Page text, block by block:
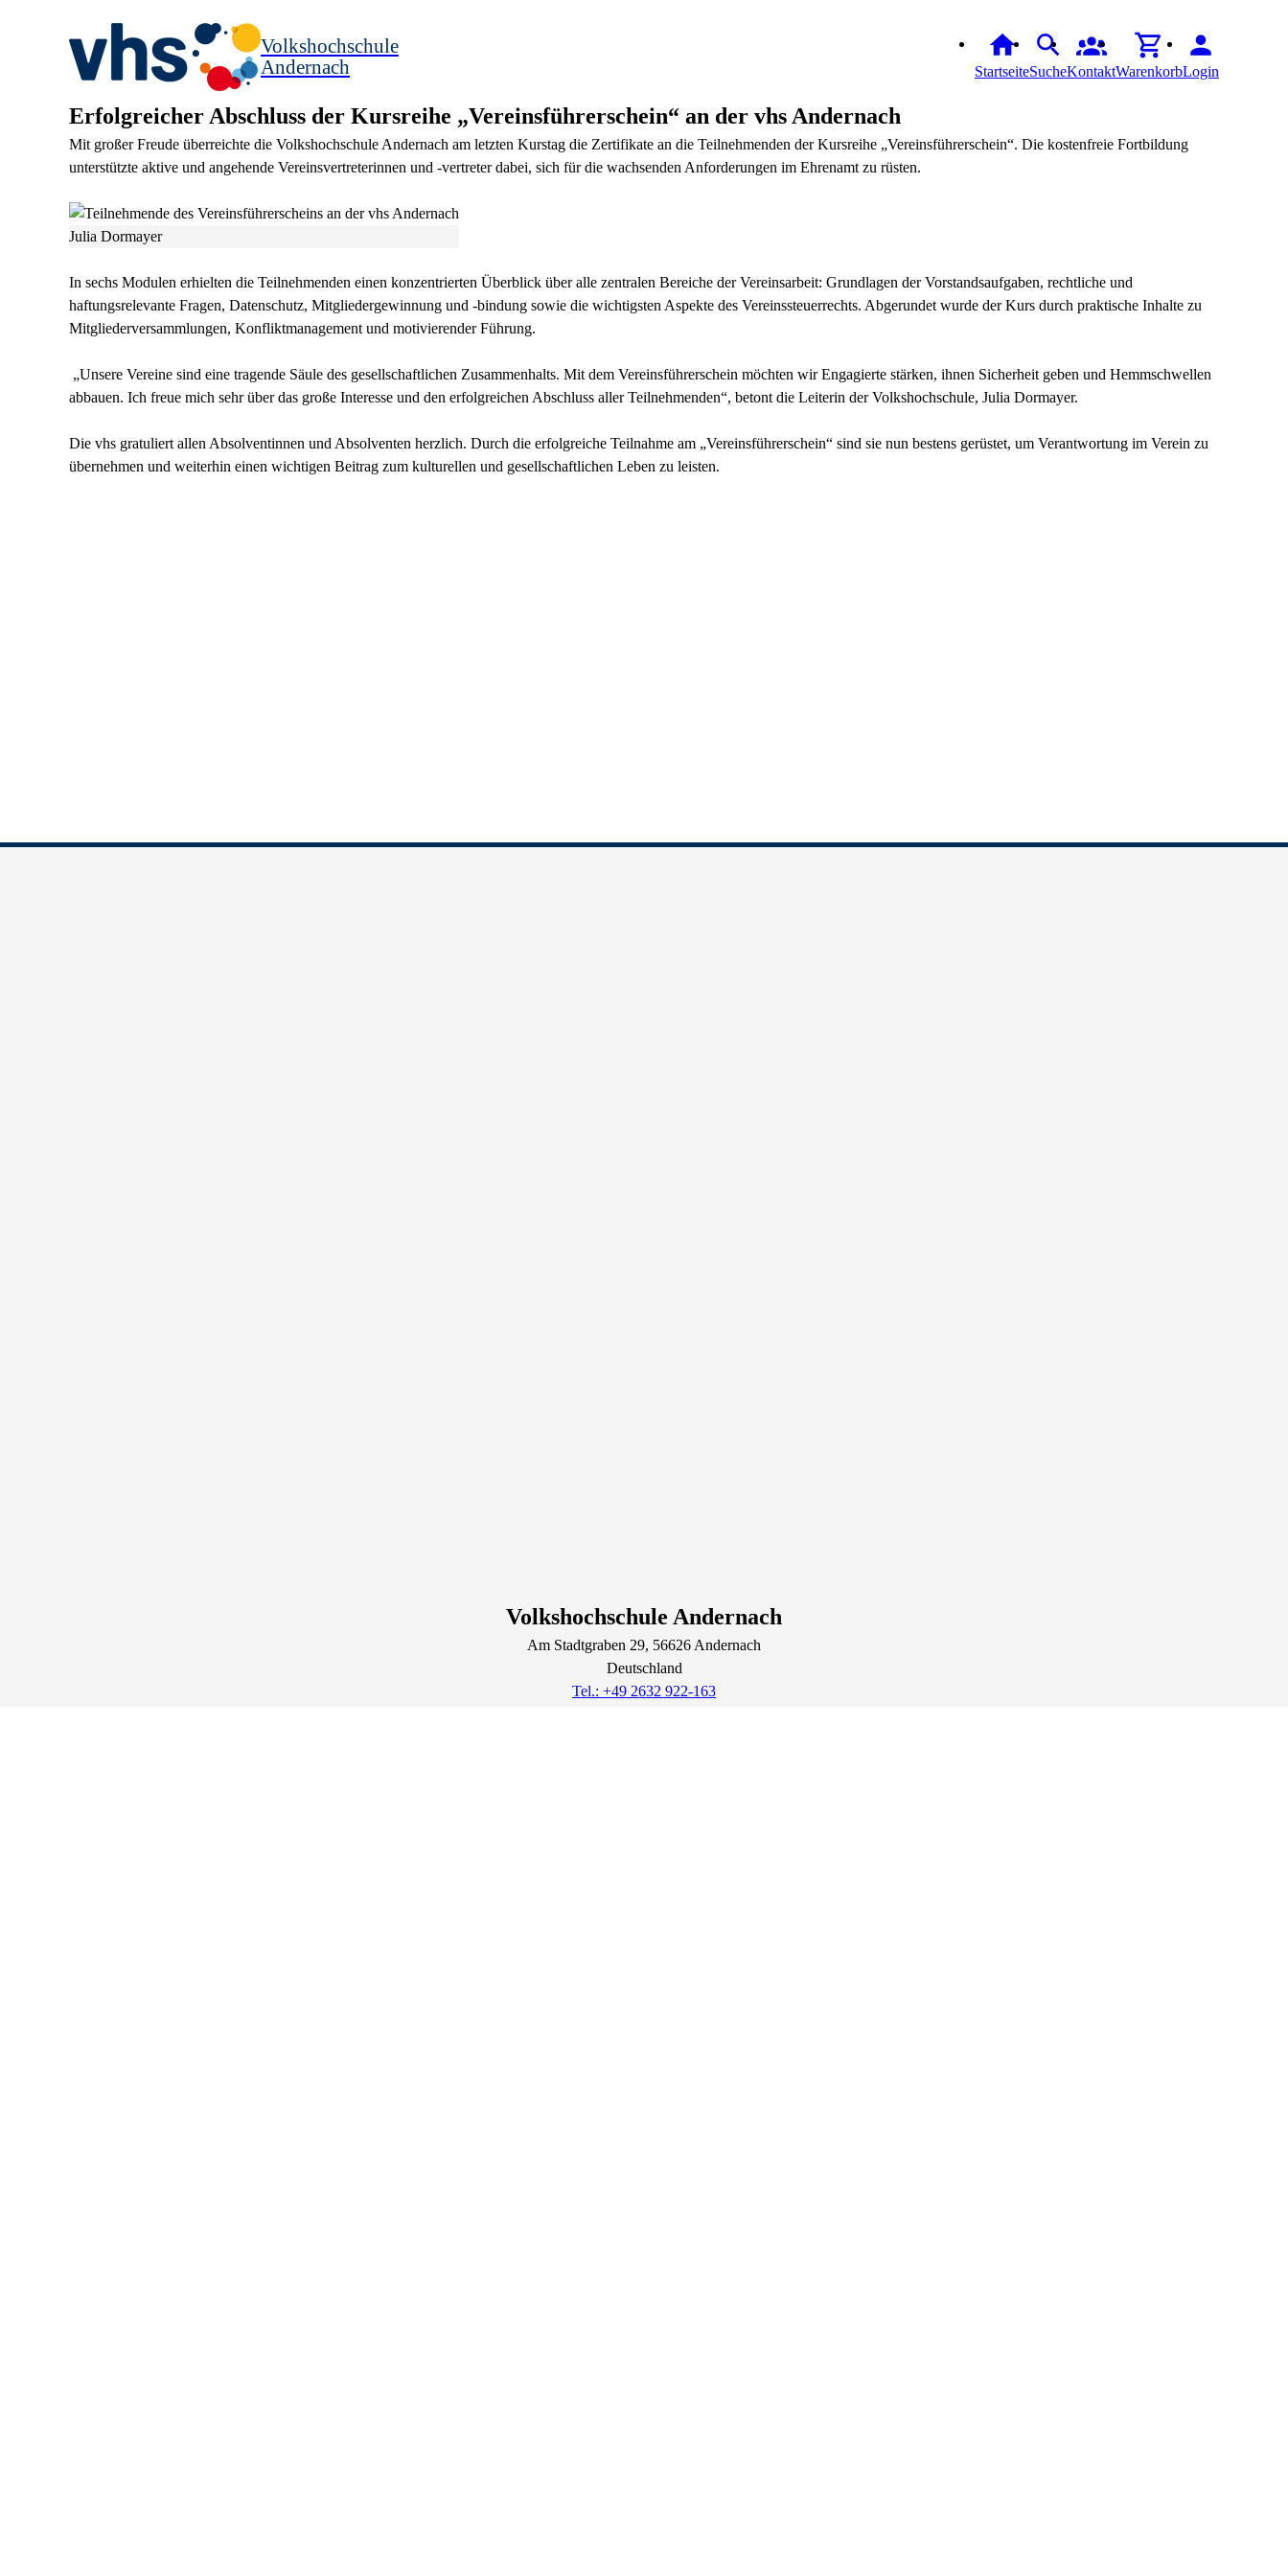
Volkshochschule
Andernach
StartseiteSucheKontaktWarenkorbLogin
Erfolgreicher Abschluss der Kursreihe „Vereinsführerschein“ an der vhs Andernach
Mit großer Freude überreichte die Volkshochschule Andernach am letzten Kurstag die Zertifikate an die Teilnehmenden der Kursreihe „Vereinsführerschein“. Die kostenfreie Fortbildung
unterstützte aktive und angehende Vereinsvertreterinnen und -vertreter dabei, sich für die wachsenden Anforderungen im Ehrenamt zu rüsten.
Julia Dormayer
In sechs Modulen erhielten die Teilnehmenden einen konzentrierten Überblick über alle zentralen Bereiche der Vereinsarbeit: Grundlagen der Vorstandsaufgaben, rechtliche und
haftungsrelevante Fragen, Datenschutz, Mitgliedergewinnung und -bindung sowie die wichtigsten Aspekte des Vereinssteuerrechts. Abgerundet wurde der Kurs durch praktische Inhalte zu
Mitgliederversammlungen, Konfliktmanagement und motivierender Führung.
„Unsere Vereine sind eine tragende Säule des gesellschaftlichen Zusammenhalts. Mit dem Vereinsführerschein möchten wir Engagierte stärken, ihnen Sicherheit geben und Hemmschwellen
abbauen. Ich freue mich sehr über das große Interesse und den erfolgreichen Abschluss aller Teilnehmenden“, betont die Leiterin der Volkshochschule, Julia Dormayer.
Die vhs gratuliert allen Absolventinnen und Absolventen herzlich. Durch die erfolgreiche Teilnahme am „Vereinsführerschein“ sind sie nun bestens gerüstet, um Verantwortung im Verein zu
übernehmen und weiterhin einen wichtigen Beitrag zum kulturellen und gesellschaftlichen Leben zu leisten.
Volkshochschule Andernach
Am Stadtgraben 29, 56626 Andernach
Deutschland
Tel.: +49 2632 922-163